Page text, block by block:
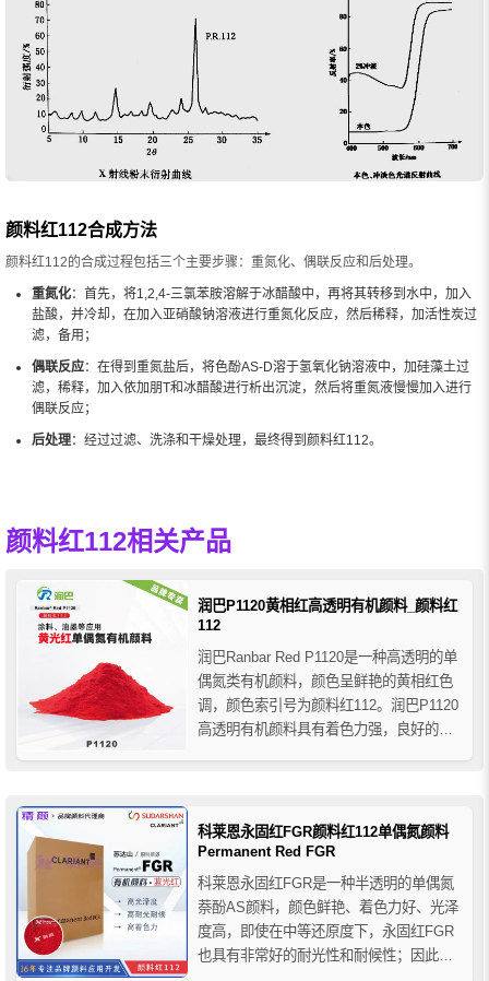
颜料红112合成方法
颜料红112的合成过程包括三个主要步骤：重氮化、偶联反应和后处理。
重氮化：首先，将1,2,4-三氯苯胺溶解于冰醋酸中，再将其转移到水中，加入
盐酸，并冷却，在加入亚硝酸钠溶液进行重氮化反应，然后稀释，加活性炭过
滤，备用；
偶联反应：在得到重氮盐后，将色酚AS-D溶于氢氧化钠溶液中，加硅藻土过
滤，稀释，加入依加朋T和冰醋酸进行析出沉淀，然后将重氮液慢慢加入进行
偶联反应；
后处理：经过过滤、洗涤和干燥处理，最终得到颜料红112。
颜料红112相关产品
润巴P1120黄相红高透明有机颜料_颜料红
112
润巴Ranbar Red P1120是一种高透明的单
偶氮类有机颜料，颜色呈鲜艳的黄相红色
调，颜色索引号为颜料红112。润巴P1120
高透明有机颜料具有着色力强，良好的耐
用，推荐用于工业涂料、水性和溶剂型装
饰漆、粉末...
科莱恩永固红FGR颜料红112单偶氮颜料
Permanent Red FGR
科莱恩永固红FGR是一种半透明的单偶氮
萘酚AS颜料，颜色鲜艳、着色力好、光泽
度高，即使在中等还原度下，永固红FGR
也具有非常好的耐光性和耐候性；因此，